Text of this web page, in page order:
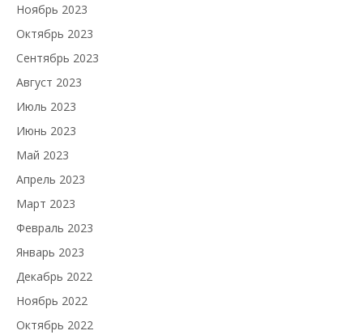
Ноябрь 2023
Октябрь 2023
Сентябрь 2023
Август 2023
Июль 2023
Июнь 2023
Май 2023
Апрель 2023
Март 2023
Февраль 2023
Январь 2023
Декабрь 2022
Ноябрь 2022
Октябрь 2022